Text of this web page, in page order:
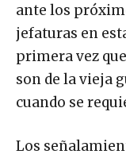
ante los
jefaturas en
primera vez
son de la vieja
cuando se
Los